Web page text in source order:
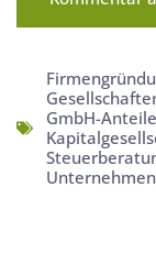
GmbH-Anteile